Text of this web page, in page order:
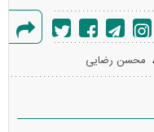
، محسن رضایی